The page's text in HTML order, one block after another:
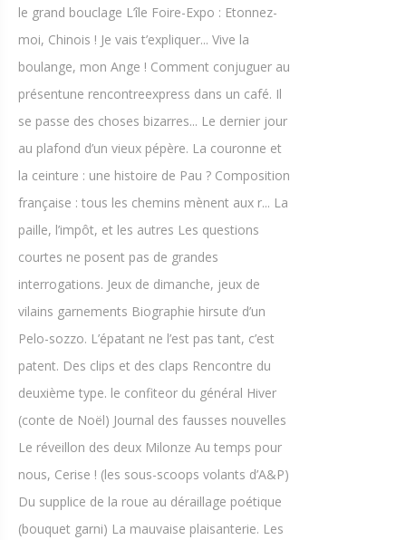
le grand bouclage L’île Foire-Expo : Etonnez-
moi, Chinois ! Je vais t’expliquer... Vive la
boulange, mon Ange ! Comment conjuguer au
présentune rencontreexpress dans un café. Il
se passe des choses bizarres... Le dernier jour
au plafond d’un vieux pépère. La couronne et
la ceinture : une histoire de Pau ? Composition
française : tous les chemins mènent aux r... La
paille, l’impôt, et les autres Les questions
courtes ne posent pas de grandes
interrogations. Jeux de dimanche, jeux de
vilains garnements Biographie hirsute d’un
Pelo-sozzo. L’épatant ne l’est pas tant, c’est
patent. Des clips et des claps Rencontre du
deuxième type. le confiteor du général Hiver
(conte de Noël) Journal des fausses nouvelles
Le réveillon des deux Milonze Au temps pour
nous, Cerise ! (les sous-scoops volants d’A&P)
Du supplice de la roue au déraillage poétique
(bouquet garni) La mauvaise plaisanterie. Les